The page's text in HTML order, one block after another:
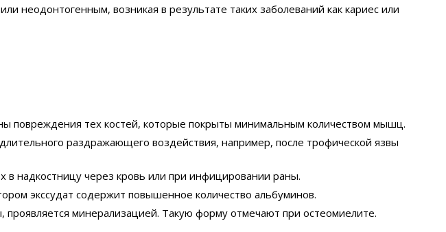
неодонтогенным, возникая в результате таких заболеваний как кариес или
повреждения тех костей, которые покрыты минимальным количеством мышц.
раздражающего воздействия, например, после трофической язвы
в надкостницу через кровь или при инфицировании раны.
экссудат содержит повышенное количество альбуминов.
минерализацией. Такую форму отмечают при остеомиелите.